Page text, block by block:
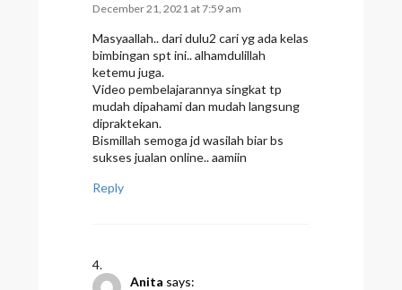
December 21, 2021 at 7:59 am
Masyaallah.. dari dulu2 cari yg ada kelas
bimbingan spt ini.. alhamdulillah
ketemu juga.
Video pembelajarannya singkat tp
mudah dipahami dan mudah langsung
dipraktekan.
Bismillah semoga jd wasilah biar bs
sukses jualan online.. aamiin
Reply
Anita says: